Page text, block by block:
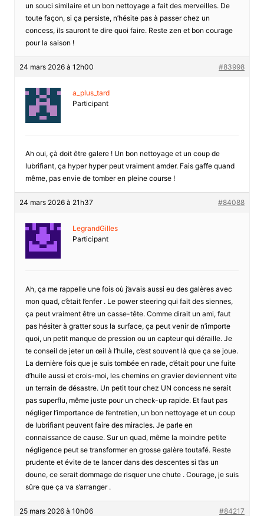
un souci similaire et un bon nettoyage a fait des merveilles. De
toute façon, si ça persiste, n’hésite pas à passer chez un
concess, ils sauront te dire quoi faire. Reste zen et bon courage
pour la saison !
24 mars 2026 à 12h00 #83998
a_plus_tard
Participant
Ah oui, çà doit être galere ! Un bon nettoyage et un coup de
lubrifiant, ça hyper hyper peut vraiment amder. Fais gaffe quand
même, pas envie de tomber en pleine course !
24 mars 2026 à 21h37 #84088
LegrandGilles
Participant
Ah, ça me rappelle une fois où j’avais aussi eu des galères avec
mon quad, c’ètait l’enfer . Le power steering qui fait des siennes,
ça peut vraiment être un casse-tête. Comme dirait un ami, faut
pas hésiter à gratter sous la surface, ça peut venir de n’importe
quoi, un petit manque de pression ou un capteur qui déraille. Je
te conseil de jeter un œil à l’huile, c’est souvent là que ça se joue.
La dernière fois que je suis tombée en rade, c’était pour une fuite
d’huile aussi et crois-moi, les chemins en gravier deviennent vite
un terrain de désastre. Un petit tour chez UN concess ne serait
pas superflu, même juste pour un check-up rapide. Et faut pas
négliger l’importance de l’entretien, un bon nettoyage et un coup
de lubrifiant peuvent faire des miracles. Je parle en
connaissance de cause. Sur un quad, même la moindre petite
négligence peut se transformer en grosse galère toutafé. Reste
prudente et évite de te lancer dans des descentes si t’as un
doune, ce serait dommage de risquer une chute . Courage, je suis
sûre que ça va s’arranger .
25 mars 2026 à 10h06 #84217